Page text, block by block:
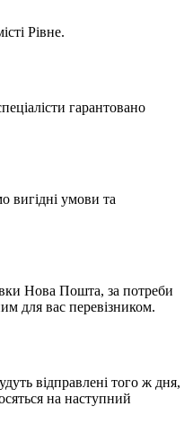
Рівне.
гарантовано
вигідні умови та
Нова Пошта, за потреби
для вас перевізником.
відправлені того ж дня,
на наступний